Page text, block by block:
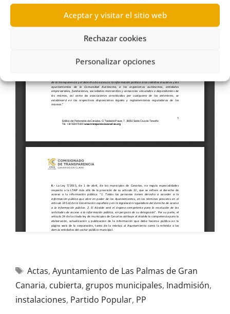
Aceptar y visitar el sitio web
Rechazar cookies
Personalizar opciones
Actas, Ayuntamiento de Las Palmas de Gran
Canaria, cubierta, grupos municipales, Inadmisión,
instalaciones, Partido Popular, PP